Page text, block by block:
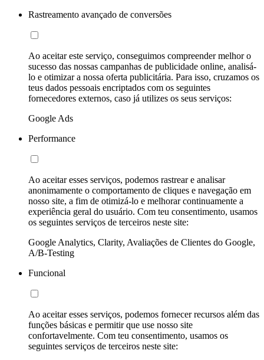
Rastreamento avançado de conversões
Ao aceitar este serviço, conseguimos compreender melhor o
sucesso das nossas campanhas de publicidade online, analisá-
lo e otimizar a nossa oferta publicitária. Para isso, cruzamos os
teus dados pessoais encriptados com os seguintes
fornecedores externos, caso já utilizes os seus serviços:
Google Ads
Performance
Ao aceitar esses serviços, podemos rastrear e analisar
anonimamente o comportamento de cliques e navegação em
nosso site, a fim de otimizá-lo e melhorar continuamente a
experiência geral do usuário. Com teu consentimento, usamos
os seguintes serviços de terceiros neste site:
Google Analytics, Clarity, Avaliações de Clientes do Google,
A/B-Testing
Funcional
Ao aceitar esses serviços, podemos fornecer recursos além das
funções básicas e permitir que use nosso site
confortavelmente. Com teu consentimento, usamos os
seguintes serviços de terceiros neste site: